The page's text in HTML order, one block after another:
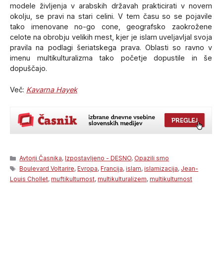
modele življenja v arabskih državah prakticirati v novem
okolju, se pravi na stari celini. V tem času so se pojavile
tako imenovane no-go cone, geografsko zaokrožene
celote na obrobju velikih mest, kjer je islam uveljavljal svoja
pravila na podlagi šeriatskega prava. Oblasti so ravno v
imenu multikulturalizma tako početje dopustile in še
dopuščajo.
Več: Kavarna Hayek
Categories
Avtorji Časnika,Izpostavljeno - DESNO, Opazili smo
Tags
Boulevard Voltarire,Evropa,Francija,islam,islamizacija, Jean-
Louis Chollet, muftikulturnost, multikulturalizem, multikulturnost